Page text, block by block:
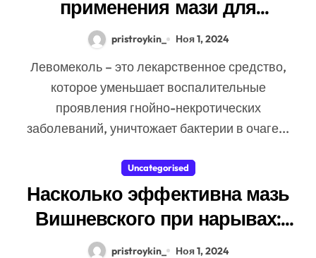
применения мази для
вытягивания гноя
pristroykin_ Ноя 1, 2024
Левомеколь – это лекарственное средство,
которое уменьшает воспалительные
проявления гнойно-некротических
заболеваний, уничтожает бактерии в очаге...
Uncategorised
Насколько эффективна мазь
Вишневского при нарывах:
методы применения
pristroykin_ Ноя 1, 2024